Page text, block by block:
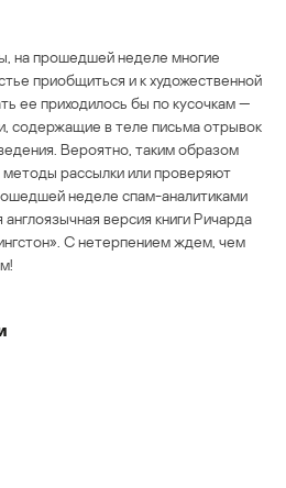
на прошедшей неделе многие
приобщиться и к художественной
ее приходилось бы по кусочкам —
содержащие в теле письма отрывок
Вероятно, таким образом
рассылки или проверяют
неделе спам-аналитиками
версия книги Ричарда
С нетерпением ждем, чем